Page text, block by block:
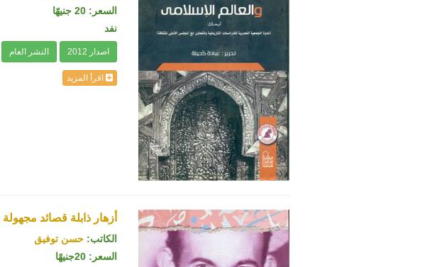
السعر: 20 جنيهًا
نفد
اصدار 2012 النشر العام
اقرأ المزيد
أزهار ذابلة قصائد مجهولة
الكاتب: حسن توفيق
السعر: 20جنيهًا